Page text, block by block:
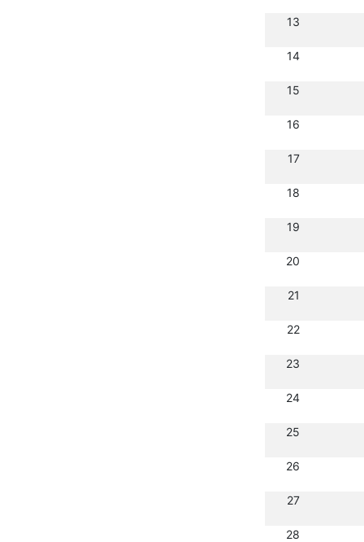
13
14
15
16
17
18
19
20
21
22
23
24
25
26
27
28